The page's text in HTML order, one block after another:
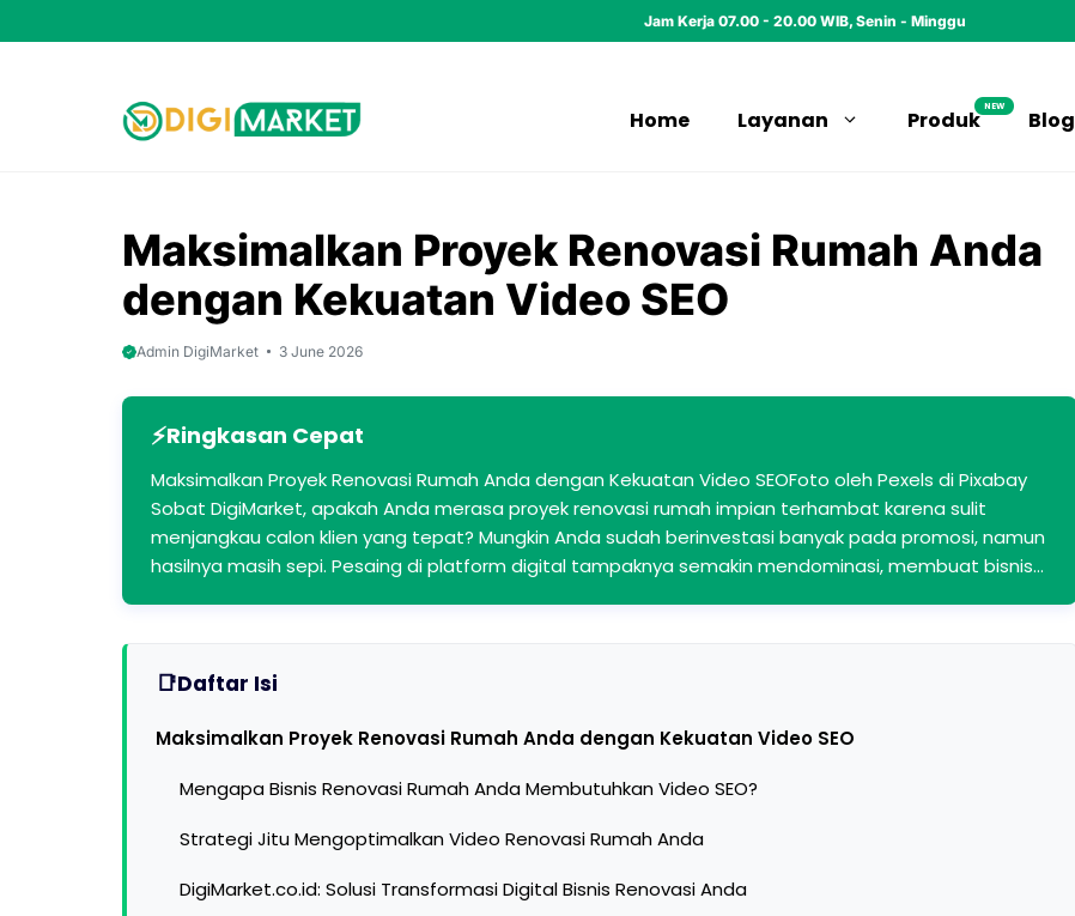
to
Jam Kerja 07.00 - 20.00 WIB, Senin - Minggu
Home Layanan Produk
NEW
Blog
Maksimalkan Proyek Renovasi Rumah Anda
dengan Kekuatan Video SEO
Admin DigiMarket 3 June 2026
Ringkasan Cepat
Maksimalkan Proyek Renovasi Rumah Anda dengan Kekuatan Video SEOFoto oleh Pexels di Pixabay
Sobat DigiMarket, apakah Anda merasa proyek renovasi rumah impian terhambat karena sulit
menjangkau calon klien yang tepat? Mungkin Anda sudah berinvestasi banyak pada promosi, namun
hasilnya masih sepi. Pesaing di platform digital tampaknya semakin mendominasi, membuat bisnis…
Daftar Isi
Maksimalkan Proyek Renovasi Rumah Anda dengan Kekuatan Video SEO
Mengapa Bisnis Renovasi Rumah Anda Membutuhkan Video SEO?
Strategi Jitu Mengoptimalkan Video Renovasi Rumah Anda
DigiMarket.co.id: Solusi Transformasi Digital Bisnis Renovasi Anda